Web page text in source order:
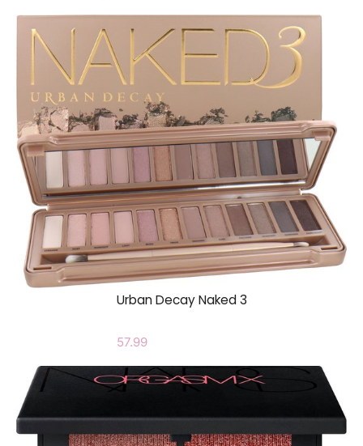
Urban Decay Naked 3
57.99